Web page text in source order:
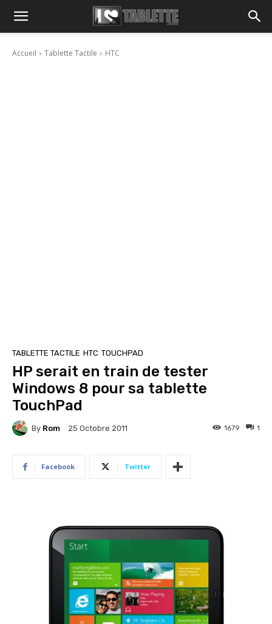
Accueil Tablette Tactile HTC
TABLETTE TACTILE HTC TOUCHPAD
HP serait en train de tester
Windows 8 pour sa tablette
TouchPad
By Rom 25 Octobre 2011 1
1679
Facebook Twitter